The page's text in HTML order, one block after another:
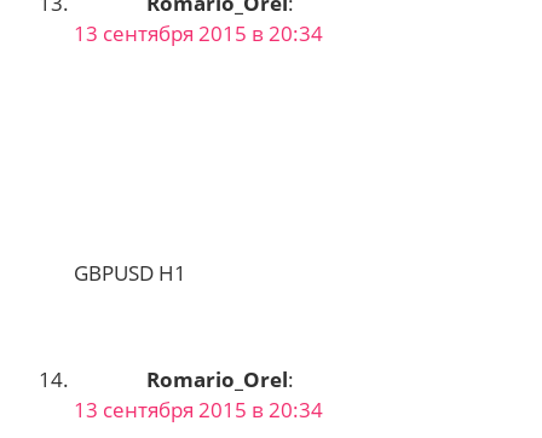
13 сентября 2015 в 20:34
GBPUSD H1
Romario_Orel:
13 сентября 2015 в 20:34